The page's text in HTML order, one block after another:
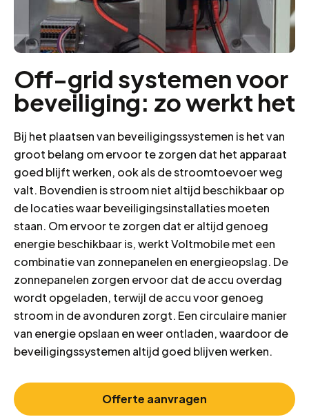
Off-grid systemen voor
beveiliging: zo werkt het
Bij het plaatsen van beveiligingssystemen is het van
groot belang om ervoor te zorgen dat het apparaat
goed blijft werken, ook als de stroomtoevoer weg
valt. Bovendien is stroom niet altijd beschikbaar op
de locaties waar beveiligingsinstallaties moeten
staan. Om ervoor te zorgen dat er altijd genoeg
energie beschikbaar is, werkt Voltmobile met een
combinatie van zonnepanelen en energieopslag. De
zonnepanelen zorgen ervoor dat de accu overdag
wordt opgeladen, terwijl de accu voor genoeg
stroom in de avonduren zorgt. Een circulaire manier
van energie opslaan en weer ontladen, waardoor de
beveiligingssystemen altijd goed blijven werken.
Offerte aanvragen